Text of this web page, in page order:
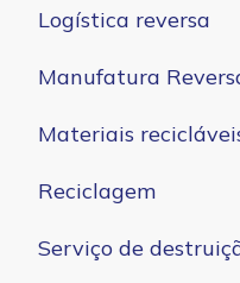
Logística reversa
Manufatura
Materiais
Reciclagem
Serviço de